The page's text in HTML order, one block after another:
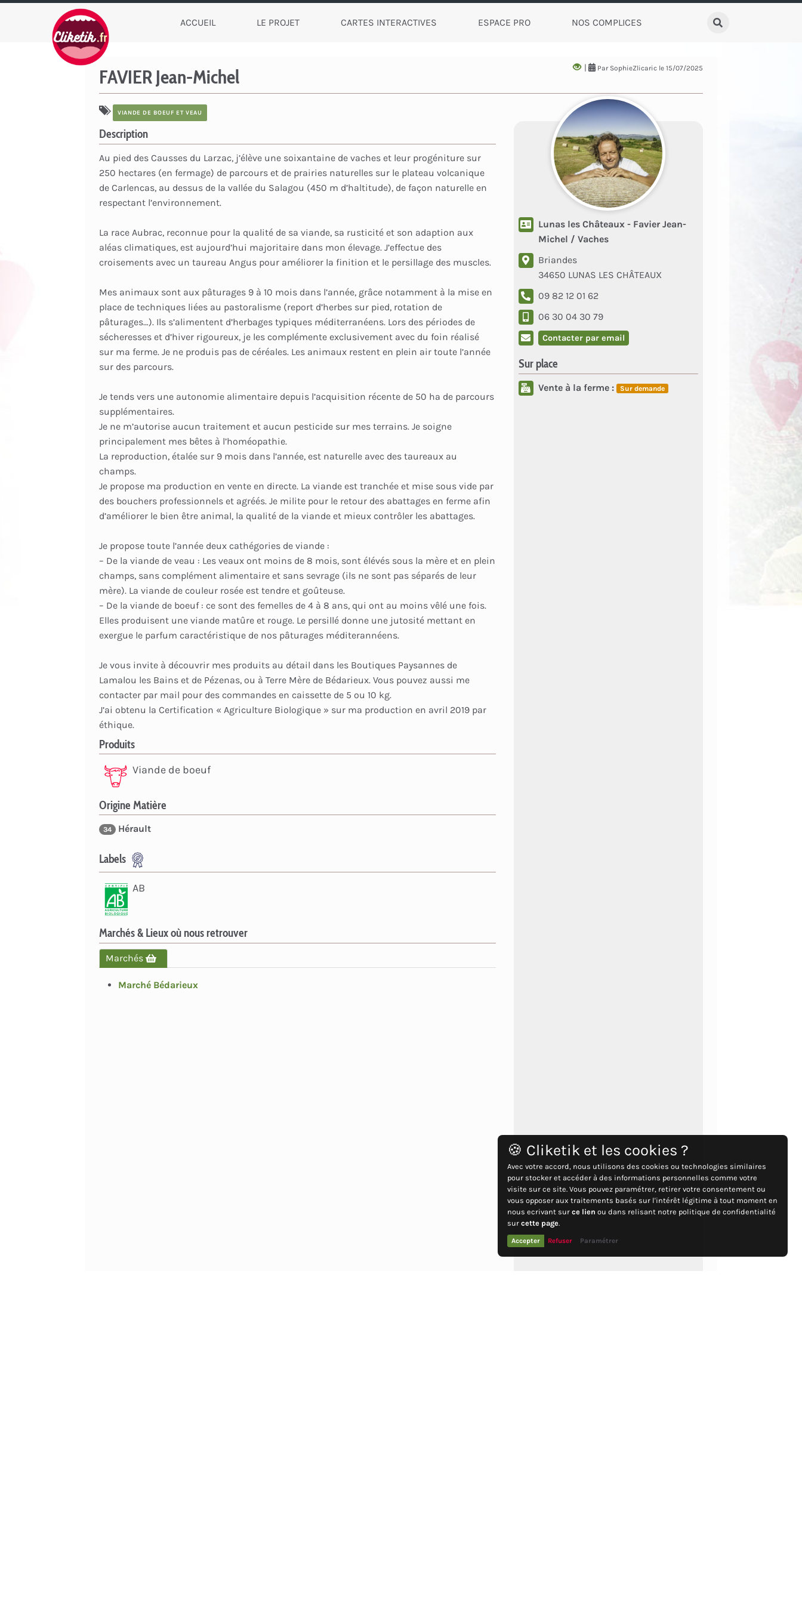
ACCUEIL LE PROJET CARTES INTERACTIVES ESPACE PRO NOS COMPLICES
| Par SophieZlicaric le 15/07/2025
FAVIER Jean-Michel
Lunas les Châteaux - Favier Jean-
Michel / Vaches
Briandes
34650 LUNAS LES CHÂTEAUX
09 82 12 01 62
06 30 04 30 79
Contacter par email
Sur place
Vente à la ferme : Sur demande
VIANDE DE BOEUF ET VEAU
Description
Au pied des Causses du Larzac, j’élève une soixantaine de vaches et leur progéniture sur
250 hectares (en fermage) de parcours et de prairies naturelles sur le plateau volcanique
de Carlencas, au dessus de la vallée du Salagou (450 m d’haltitude), de façon naturelle en
respectant l’environnement.
La race Aubrac, reconnue pour la qualité de sa viande, sa rusticité et son adaption aux
aléas climatiques, est aujourd’hui majoritaire dans mon élevage. J’effectue des
croisements avec un taureau Angus pour améliorer la finition et le persillage des muscles.
Mes animaux sont aux pâturages 9 à 10 mois dans l’année, grâce notamment à la mise en
place de techniques liées au pastoralisme (report d’herbes sur pied, rotation de
pâturages…). Ils s’alimentent d’herbages typiques méditerranéens. Lors des périodes de
sécheresses et d’hiver rigoureux, je les complémente exclusivement avec du foin réalisé
sur ma ferme. Je ne produis pas de céréales. Les animaux restent en plein air toute l’année
sur des parcours.
Je tends vers une autonomie alimentaire depuis l’acquisition récente de 50 ha de parcours
supplémentaires.
Je ne m’autorise aucun traitement et aucun pesticide sur mes terrains. Je soigne
principalement mes bêtes à l’homéopathie.
La reproduction, étalée sur 9 mois dans l’année, est naturelle avec des taureaux au
champs.
Je propose ma production en vente en directe. La viande est tranchée et mise sous vide par
des bouchers professionnels et agréés. Je milite pour le retour des abattages en ferme afin
d’améliorer le bien être animal, la qualité de la viande et mieux contrôler les abattages.
Je propose toute l’année deux cathégories de viande :
– De la viande de veau : Les veaux ont moins de 8 mois, sont élévés sous la mère et en plein
champs, sans complément alimentaire et sans sevrage (ils ne sont pas séparés de leur
mère). La viande de couleur rosée est tendre et goûteuse.
– De la viande de boeuf : ce sont des femelles de 4 à 8 ans, qui ont au moins vêlé une fois.
Elles produisent une viande matûre et rouge. Le persillé donne une jutosité mettant en
exergue le parfum caractéristique de nos pâturages méditerannéens.
Je vous invite à découvrir mes produits au détail dans les Boutiques Paysannes de
Lamalou les Bains et de Pézenas, ou à Terre Mère de Bédarieux. Vous pouvez aussi me
contacter par mail pour des commandes en caissette de 5 ou 10 kg.
J’ai obtenu la Certification « Agriculture Biologique » sur ma production en avril 2019 par
éthique.
Produits
Viande de boeuf
Origine Matière
34 Hérault
Labels
AB
Marchés & Lieux où nous retrouver
Marchés
Marché Bédarieux
🍪 Cliketik et les cookies ?
Avec votre accord, nous utilisons des cookies ou technologies similaires
pour stocker et accéder à des informations personnelles comme votre
visite sur ce site. Vous pouvez paramétrer, retirer votre consentement ou
vous opposer aux traitements basés sur l'intérêt légitime à tout moment en
nous ecrivant sur ce lien ou dans relisant notre politique de confidentialité
sur cette page.
Accepter Refuser Paramétrer